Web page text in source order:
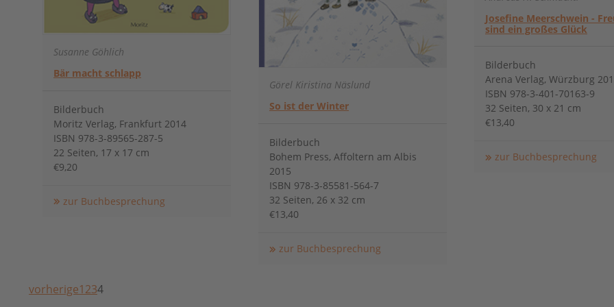
Susanne Göhlich
Bär macht schlapp
Bilderbuch
Moritz Verlag, Frankfurt 2014
ISBN 978-3-89565-287-5
22 Seiten, 17 x 17 cm
€9,20
zur Buchbesprechung
Görel Kiristina Näslund
So ist der Winter
Bilderbuch
Bohem Press, Affoltern am Albis
2015
ISBN 978-3-85581-564-7
32 Seiten, 26 x 32 cm
€13,40
zur Buchbesprechung
Josefine Meerschwein -
sind ein großes Glück
Bilderbuch
Arena Verlag, Würzburg
ISBN 978-3-401-70163-9
32 Seiten, 30 x 21 cm
€13,40
zur Buchbesprechung
vorherige1234